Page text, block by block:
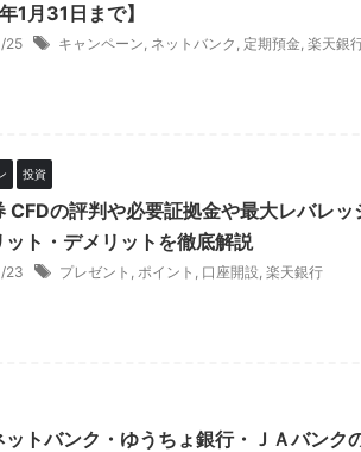
1月31日まで】
25 キャンペーン, ネットバンク , 定期預金, 楽天銀
投資
CFDの評判や必要証拠金や最大レバレ
ット・デメリットを徹底解説
23 プレゼント , ポイント , 口座開設, 楽天銀行
ットバンク・ゆうちょ銀行・ＪＡバン